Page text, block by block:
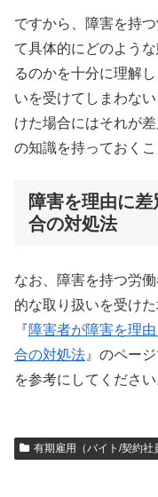
ですから、障害を持
て具体的にどのよう
るのかを十分に理解
いを受けてしまわな
けた場合にはそれが
の知識を持っておく
障害を理由に
合の対処法
なお、障害を持つ労
的な取り扱いを受け
『障害者が障害を理
合の対処法 』のペー
を参考にしてください
有期雇用（バイト/契約社